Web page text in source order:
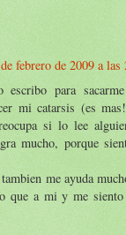
febrero de 2009 a las
para
mi catarsis (es
si lo lee
mucho, porque
me ayuda
que a mi y me